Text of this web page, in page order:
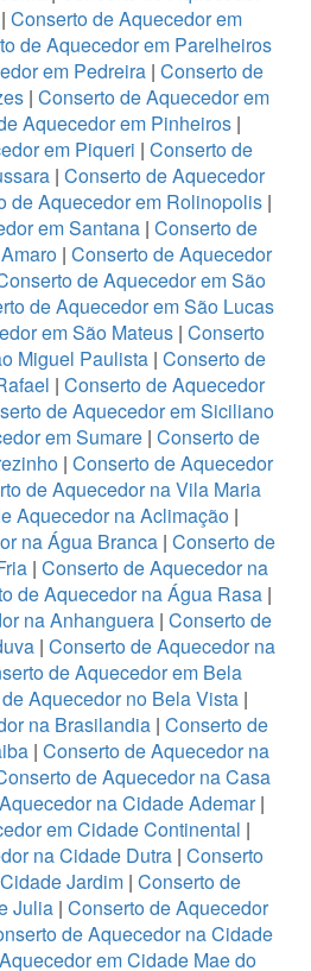
| Conserto de Aquecedor em
de Aquecedor em Parelheiros
em Pedreira| Conserto de
| Conserto de Aquecedor em
Aquecedor em Pinheiros|
em Piqueri | Conserto de
| Conserto de Aquecedor
de Aquecedor em Rolinopolis|
em Santana | Conserto de
| Conserto de Aquecedor
de Aquecedor em São
de Aquecedor em São Lucas
em São Mateus | Conserto
Miguel Paulista | Conserto de
| Conserto de Aquecedor
de Aquecedor em Siciliano
em Sumare | Conserto de
| Conserto de Aquecedor
de Aquecedor na Vila Maria
Aquecedor na Aclimação |
na Água Branca| Conserto de
| Conserto de Aquecedor na
de Aquecedor na Água Rasa |
na Anhanguera | Conserto de
| Conserto de Aquecedor na
de Aquecedor em Bela
Aquecedor no Bela Vista |
na Brasilandia| Conserto de
| Conserto de Aquecedor na
de Aquecedor na Casa
na Cidade Ademar|
em Cidade Continental |
na Cidade Dutra | Conserto
Jardim| Conserto de
Julia | Conserto de Aquecedor
de Aquecedor na Cidade
em Cidade Mae do